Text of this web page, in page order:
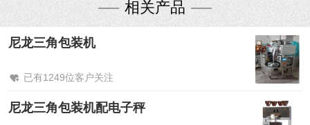
相关产品
尼龙三角包装机
已有1249位客户关注
尼龙三角包装机配电子秤